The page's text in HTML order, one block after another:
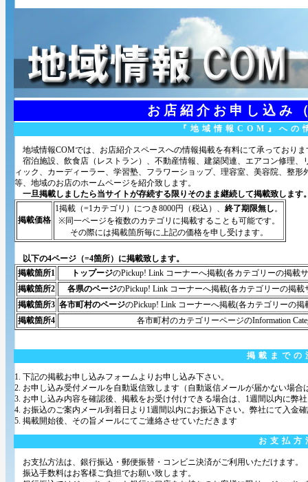
お店紹介お申し込み
『地域情報COM』への
地域情報COMでは、お店紹介スペースへの情報掲載を有料にて承っておりま
宿泊施設、飲食店（レストラン）、不動産情報、建築関連、エアコン修理
ィック、カーディーラー、学習塾、フラワーショップ、理容室、美容院、整
等、地域のお店のホームページを紹介致します。
一旦掲載しましたら当サイトが存続する限りそのまま継続して掲載致します
掲載価格
1掲載（=1カテゴリ）につき8000円（税込）、 終了期限無し。
※同一ページを複数のカテゴリに掲載することも可能です。
その際には掲載箇所毎に上記の価格を申し受けます。
以下の4ページ（=4箇所）に掲載致します。
掲載箇所1
トップージのPickup! Link コーナーへ掲載(各カテゴリーの掲載
掲載箇所2
各県のページのPickup! Link コーナーへ掲載(各カテゴリーの掲
掲載箇所3 各市町村のページのPickup! Link コーナーへ掲載(各カテゴリーの
掲載箇所4
各市町村のカテゴリーページのInformation
掲載までの
1. 下記の掲載お申し込みフォームよりお申し込み下さい。
2. お申し込み受付メールを自動返信致します（自動返信メールが届かない場
3. お申し込み内容を確認後、掲載をお受け付けできる場合は、1週間以内に弊
4. お振込のご案内メール到着日より1週間以内にお振込下さい。弊社にて入金
5. 掲載開始後、その旨メールにてご連絡させていただきます
お支払方
お支払方法は、銀行振込・郵便振替・コンビニ決済がご利用いただけます。
振込手数料はお客様ご負担でお願い致します。